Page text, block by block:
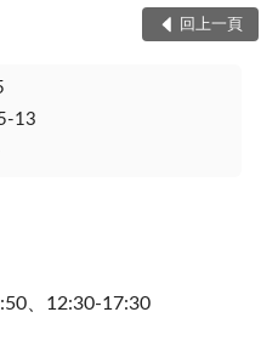
回上一頁
13
、12:30-17:30